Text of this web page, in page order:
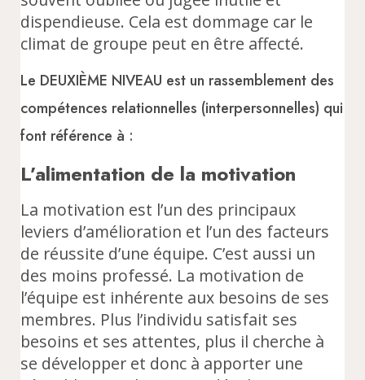
dispendieuse. Cela est dommage car le
climat de groupe peut en être affecté.
Le DEUXIÈME NIVEAU est un rassemblement des
compétences relationnelles (interpersonnelles) qui
font référence à :
L’alimentation de la motivation
La motivation est l’un des principaux
leviers d’amélioration et l’un des facteurs
de réussite d’une équipe. C’est aussi un
des moins professé. La motivation de
l’équipe est inhérente aux besoins de ses
membres. Plus l’individu satisfait ses
besoins et ses attentes, plus il cherche à
se développer et donc à apporter une